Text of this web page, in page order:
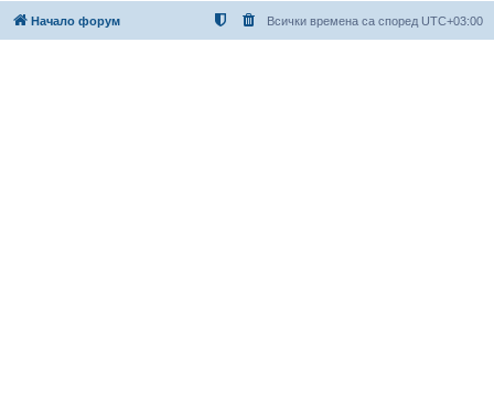
Начало форум Всички времена са според UTC+03:00